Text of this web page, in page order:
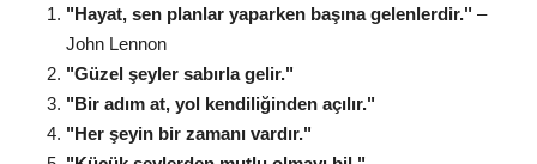
"Hayat, sen planlar yaparken başına gelenlerdir." –
John Lennon
"Güzel şeyler sabırla gelir."
"Bir adım at, yol kendiliğinden açılır."
"Her şeyin bir zamanı vardır."